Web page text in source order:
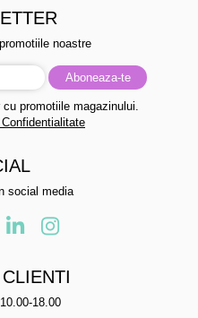
noastre
promotiile magazinului.
social media
18.00